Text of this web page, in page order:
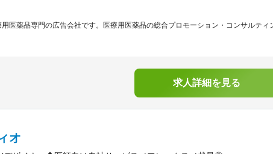
用医薬品専門の広告会社です。医療用医薬品の総合プロモーション・コンサルティ
求人詳細を見る
オ